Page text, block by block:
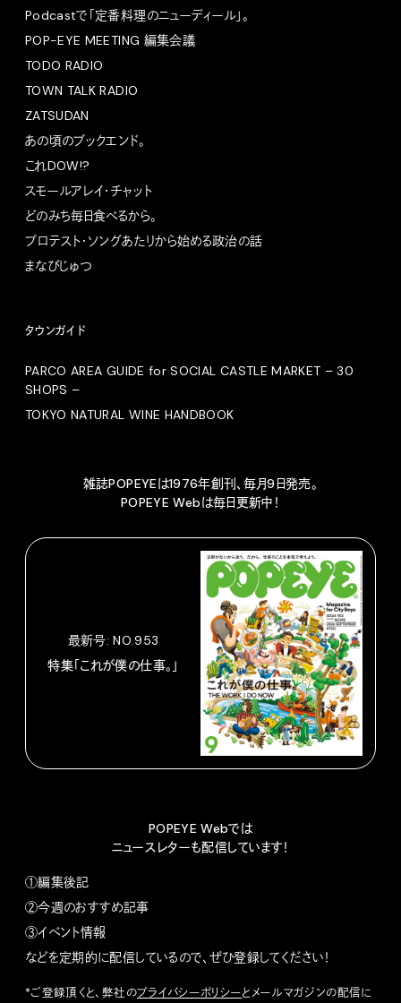
Podcastで「定番料理のニューディール」。
POP-EYE MEETING 編集会議
TODO RADIO
TOWN TALK RADIO
ZATSUDAN
あの頃のブックエンド。
これDOW!?
スモールアレイ・チャット
どのみち毎日食べるから。
プロテスト・ソングあたりから始める政治の話
まなびじゅつ
タウンガイド
PARCO AREA GUIDE for SOCIAL CASTLE MARKET – 30
SHOPS –
TOKYO NATURAL WINE HANDBOOK
雑誌POPEYEは1976年創刊、毎月9日発売。
POPEYE Webは毎日更新中！
最新号: NO.953
特集「これが僕の仕事。」
POPEYE Webでは
ニュースレターも配信しています！
①編集後記
②今週のおすすめ記事
③イベント情報
などを定期的に配信しているので、ぜひ登録してください！
*ご登録頂くと、弊社のプライバシーポリシーとメールマガジンの配信に